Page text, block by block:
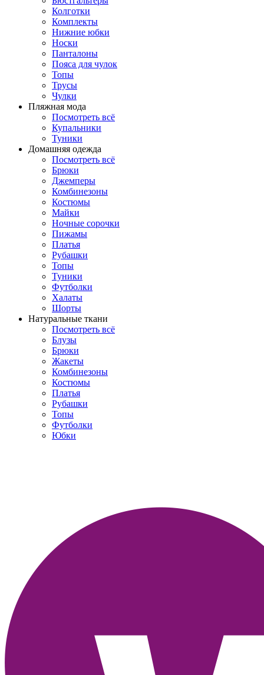
Колготки
Комплекты
Нижние юбки
Носки
Панталоны
Поясa для чулок
Топы
Трусы
Чулки
Пляжная мода
Посмотреть всё
Купальники
Туники
Домашняя одежда
Посмотреть всё
Брюки
Джемперы
Комбинезоны
Костюмы
Майки
Ночные сорочки
Пижамы
Платья
Рубашки
Топы
Туники
Футболки
Халаты
Шорты
Натуральные ткани
Посмотреть всё
Блузы
Брюки
Жакеты
Комбинезоны
Костюмы
Платья
Рубашки
Топы
Футболки
Юбки